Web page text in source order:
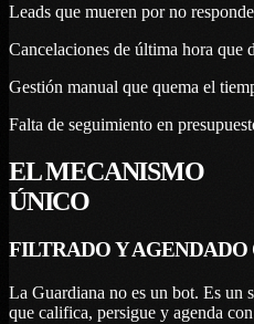
Leads que mueren por no
Cancelaciones de última hora que
Gestión manual que quema el
Falta de seguimiento en
ELMECANISMO
ÚNICO
FILTRADO Y
La Guardiana no es un bot. Es un
que califica, persigue y agenda